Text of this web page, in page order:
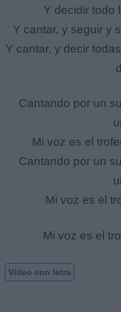
Y decidir todo
Y cantar, y seguir y
Y cantar, y decir
Cantando por un
Mi voz es el
Cantando por un
Mi voz es el
Mi voz es el
Vídeo con letra